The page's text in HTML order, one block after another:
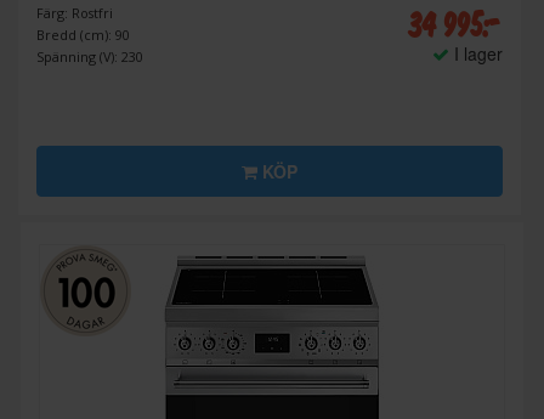
Färg: Rostfri
Bredd (cm): 90
Spänning (V): 230
34 995:-
I lager
KÖP